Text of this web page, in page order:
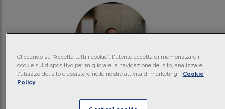
SCGT Studio di Consulenza Giuridico-Tributaria
Cliccando su “Accetta tutti i cookie”, l'utente accetta di memorizzare i
cookie sul dispositivo per migliorare la navigazione del sito, analizzare
l'utilizzo del sito e assistere nelle nostre attività di marketing.
Cookie
Policy